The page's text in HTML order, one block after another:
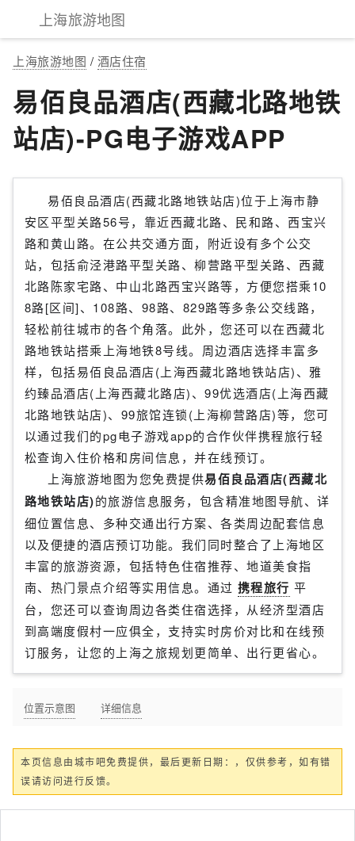
上海旅游地图
上海旅游地图 / 酒店住宿
易佰良品酒店(西藏北路地铁
站店)-PG电子游戏APP
易佰良品酒店(西藏北路地铁站店)位于上海市静
安区平型关路56号，靠近西藏北路、民和路、西宝兴
路和黄山路。在公共交通方面，附近设有多个公交
站，包括俞泾港路平型关路、柳营路平型关路、西藏
北路陈家宅路、中山北路西宝兴路等，方便您搭乘10
8路[区间]、108路、98路、829路等多条公交线路，
轻松前往城市的各个角落。此外，您还可以在西藏北
路地铁站搭乘上海地铁8号线。周边酒店选择丰富多
样，包括易佰良品酒店(上海西藏北路地铁站店)、雅
约臻品酒店(上海西藏北路店)、99优选酒店(上海西藏
北路地铁站店)、99旅馆连锁(上海柳营路店)等，您可
以通过我们的pg电子游戏app的合作伙伴携程旅行轻
松查询入住价格和房间信息，并在线预订。
上海旅游地图为您免费提供易佰良品酒店(西藏北
路地铁站店)的旅游信息服务，包含精准地图导航、详
细位置信息、多种交通出行方案、各类周边配套信息
以及便捷的酒店预订功能。我们同时整合了上海地区
丰富的旅游资源，包括特色住宿推荐、地道美食指
南、热门景点介绍等实用信息。通过 携程旅行 平
台，您还可以查询周边各类住宿选择，从经济型酒店
到高端度假村一应俱全，支持实时房价对比和在线预
订服务，让您的上海之旅规划更简单、出行更省心。
位置示意图 详细信息
本页信息由城市吧免费提供，最后更新日期：，仅供参考，如有错
误请访问进行反馈。